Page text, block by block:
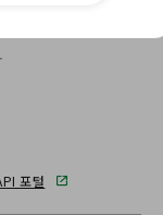
포털